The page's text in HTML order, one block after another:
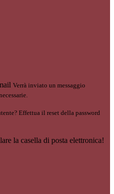
Verrà inviato un messaggio
Effettua il reset della password
la casella di posta elettronica!